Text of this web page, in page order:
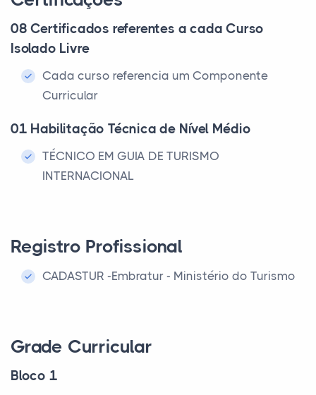
08 Certificados referentes a cada Curso
Isolado Livre
Cada curso referencia um Componente
Curricular
01 Habilitação Técnica de Nível Médio
TÉCNICO EM GUIA DE TURISMO
INTERNACIONAL
Registro Profissional
CADASTUR -Embratur - Ministério do Turismo
Grade Curricular
Bloco 1